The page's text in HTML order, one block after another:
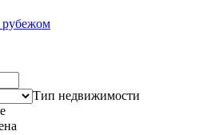
рубежом
Тип недвижимости